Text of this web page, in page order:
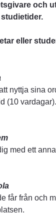
och
eller
nyttja sina
(10
med ett
får från och